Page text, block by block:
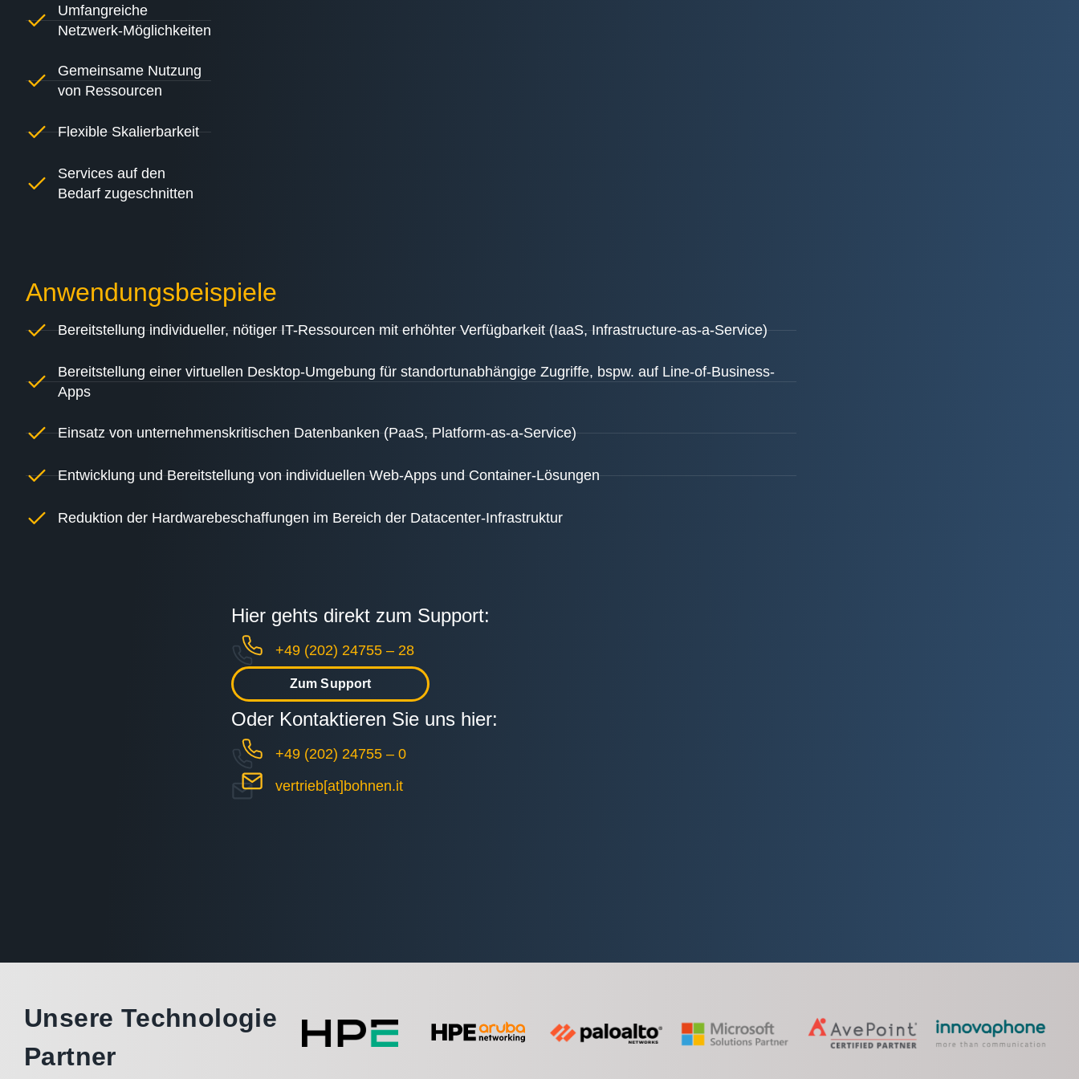
Umfangreiche
Netzwerk-Möglichkeiten
Gemeinsame Nutzung
von Ressourcen
Flexible Skalierbarkeit
Services auf den
Bedarf zugeschnitten
Anwendungsbeispiele
Bereitstellung individueller, nötiger IT-Ressourcen mit erhöhter Verfügbarkeit (IaaS, Infrastructure-as-a-Service)
Bereitstellung einer virtuellen Desktop-Umgebung für standortunabhängige Zugriffe, bspw. auf Line-of-Business-
Apps
Einsatz von unternehmenskritischen Datenbanken (PaaS, Platform-as-a-Service)
Entwicklung und Bereitstellung von individuellen Web-Apps und Container-Lösungen
Reduktion der Hardwarebeschaffungen im Bereich der Datacenter-Infrastruktur
Hier gehts direkt zum Support:
+49 (202) 24755 – 28
Zum Support
Oder Kontaktieren Sie uns hier:
+49 (202) 24755 – 0
vertrieb[at]bohnen.it
Unsere Technologie
Partner